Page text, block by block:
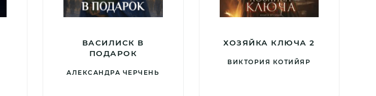
ВАСИЛИСК В
ПОДАРОК
АЛЕКСАНДРА ЧЕРЧЕНЬ
ХОЗЯЙКА КЛЮЧА 2
ВИКТОРИЯ КОТИЙЯР